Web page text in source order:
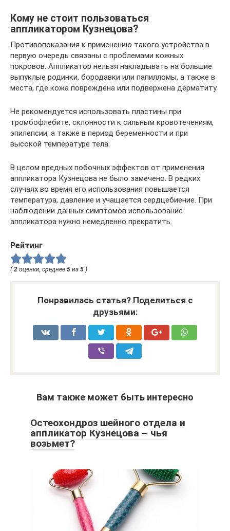
Кому не стоит пользоваться
аппликатором Кузнецова?
Противопоказания к применению такого устройства в
первую очередь связаны с проблемами кожных
покровов. Аппликатор нельзя накладывать на большие
выпуклые родинки, бородавки или папилломы, а также в
места, где кожа повреждена или подвержена дерматиту.
Не рекомендуется использовать пластины при
тромбофлебите, склонности к сильным кровотечениям,
эпилепсии, а также в период беременности и при
высокой температуре тела.
В целом вредных побочных эффектов от применения
аппликатора Кузнецова не было замечено. В редких
случаях во время его использования повышается
температура, давление и учащается сердцебиение. При
наблюдении данных симптомов использование
аппликатора нужно немедленно прекратить.
Рейтинг
( 2 оценки, среднее 5 из 5 )
Понравилась статья? Поделиться с
друзьями:
Вам также может быть интересно
Остеохондроз шейного отдела и
аппликатор Кузнецова – чья
возьмет?